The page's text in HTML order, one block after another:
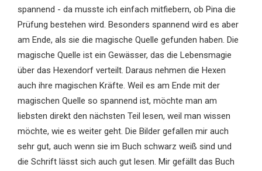
spannend - da musste ich einfach mitfiebern, ob Pina die
Prüfung bestehen wird. Besonders spannend wird es aber
am Ende, als sie die magische Quelle gefunden haben. Die
magische Quelle ist ein Gewässer, das die Lebensmagie
über das Hexendorf verteilt. Daraus nehmen die Hexen
auch ihre magischen Kräfte. Weil es am Ende mit der
magischen Quelle so spannend ist, möchte man am
liebsten direkt den nächsten Teil lesen, weil man wissen
möchte, wie es weiter geht. Die Bilder gefallen mir auch
sehr gut, auch wenn sie im Buch schwarz weiß sind und
die Schrift lässt sich auch gut lesen. Mir gefällt das Buch